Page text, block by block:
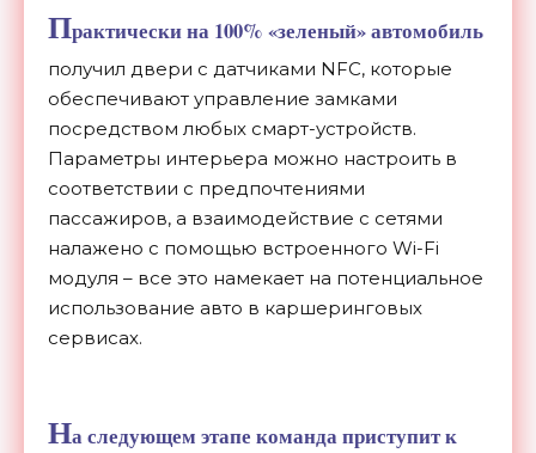
Практически на 100% «зеленый» автомобиль
получил двери с датчиками NFC, которые
обеспечивают управление замками
посредством любых смарт-устройств.
Параметры интерьера можно настроить в
соответствии с предпочтениями
пассажиров, а взаимодействие с сетями
налажено с помощью встроенного Wi-Fi
модуля – все это намекает на потенциальное
использование авто в каршеринговых
сервисах.
На следующем этапе команда приступит к